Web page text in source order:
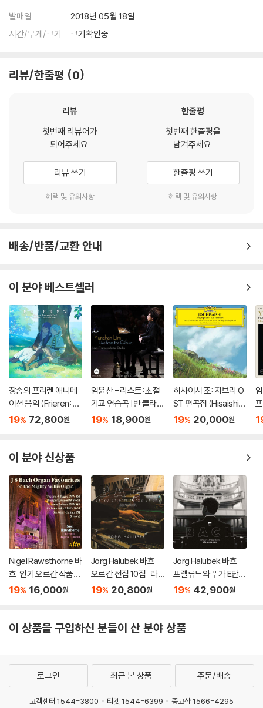
발매일
2018년 05월 18일
시간/무게/크기
크기확인중
리뷰/한줄평 0
리뷰
첫번째 리뷰어가
되어주세요.
리뷰 쓰기
혜택 및 유의사항
한줄평
첫번째 한줄평을
남겨주세요.
한줄평 쓰기
혜택 및 유의사항
배송/반품/교환 안내
이 분야 베스트셀러
장송의 프리렌 애니메
이션 음악 (Frieren: B
eyond Journey's En
러 2LP]
19% 72,800원
임윤찬 - 리스트: 초절
기교 연습곡 [반 클라이
번 콩쿠르 실황 녹음]
19% 18,900원
히사이시 조: 지브리 O
ST 편곡집 (Hisaishi J
oe: Symphonic Cele
19% 20,000원
[
이 분야 신상품
Nigel Rawsthorne 바
흐: 인기 오르간 작품집
(Bach: Organ Favour
19% 16,000원
Jorg Halubek 바흐:
오르간 전집 10집 : 라
이프치히와 레겐스부
pzig & Regensburg)
19% 20,800원
Jorg Halubek 바흐:
프렐류드와 푸가 E단조
BWV 548 (Bach: Or
19% 42,900원
이 상품을 구입하신 분들이 산 분야 상품
로그인 최근 본 상품 주문/배송
고객센터 1544-3800 티켓 1544-6399 중고샵 1566-4295